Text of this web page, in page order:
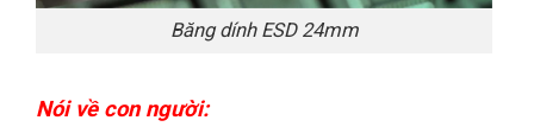
Băng dính ESD 24mm
Nói về con người: